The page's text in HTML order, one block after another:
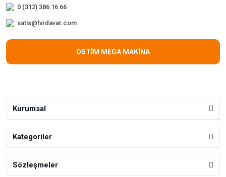
0 (312) 386 16 66
satis@hirdavat.com
OSTİM MEGA MAKİNA
Kurumsal
Kategoriler
Sözleşmeler